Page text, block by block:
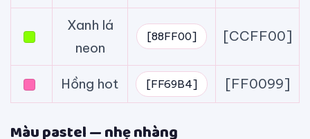
Xanh lá
neon
[88FF00] [CCFF00]
Hồng hot [FF69B4] [FF0099]
Màu pastel — nhẹ nhàng